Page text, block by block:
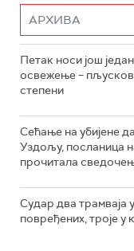
Петак носи још
освежење –
степени
Сећање на убијене
Уздољу, посланица
прочитала
Судар два трамваја
повређених, троје у